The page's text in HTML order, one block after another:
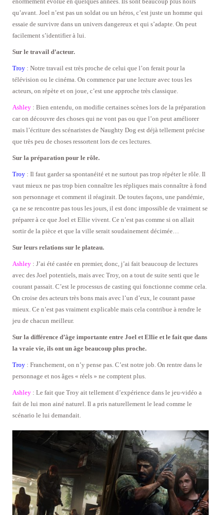
qu’avant. Joel n’est pas un soldat ou un héros, c’est juste un homme qui
essaie de survivre dans un univers dangereux et qui s’adapte. On peut
facilement s’identifier à lui.
Sur le travail d’acteur.
Troy : Notre travail est très proche de celui que l’on ferait pour la
télévision ou le cinéma. On commence par une lecture avec tous les
acteurs, on répète et on joue, c’est une approche très classique.
Ashley : Bien entendu, on modifie certaines scènes lors de la préparation
car on découvre des choses qui ne vont pas ou que l’on peut améliorer
mais l’écriture des scénaristes de Naughty Dog est déjà tellement précise
que très peu de choses ressortent lors de ces lectures.
Sur la préparation pour le rôle.
Troy : Il faut garder sa spontanéité et ne surtout pas trop répéter le rôle. Il
vaut mieux ne pas trop bien connaître les répliques mais connaître à fond
son personnage et comment il réagirait. De toutes façons, une pandémie,
ça ne se rencontre pas tous les jours, il est donc impossible de vraiment se
préparer à ce que Joel et Ellie vivent. Ce n’est pas comme si on allait
sortir de la pièce et que la ville serait soudainement décimée…
Sur leurs relations sur le plateau.
Ashley : J’ai été castée en premier, donc, j’ai fait beaucoup de lectures
avec des Joel potentiels, mais avec Troy, on a tout de suite senti que le
courant passait. C’est le processus de casting qui fonctionne comme cela.
On croise des acteurs très bons mais avec l’un d’eux, le courant passe
mieux. Ce n’est pas vraiment explicable mais cela contribue à rendre le
jeu de chacun meilleur.
Sur la différence d’âge importante entre Joel et Ellie et le fait que dans
la vraie vie, ils ont un âge beaucoup plus proche.
Troy : Franchement, on n’y pense pas. C’est notre job. On rentre dans le
personnage et nos âges « réels » ne comptent plus.
Ashley : Le fait que Troy ait tellement d’expérience dans le jeu-vidéo a
fait de lui mon ainé naturel. Il a pris naturellement le lead comme le
scénario le lui demandait.